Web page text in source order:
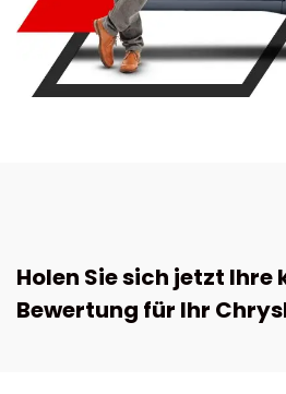
Holen Sie sich jetzt Ihre
Bewertung für Ihr